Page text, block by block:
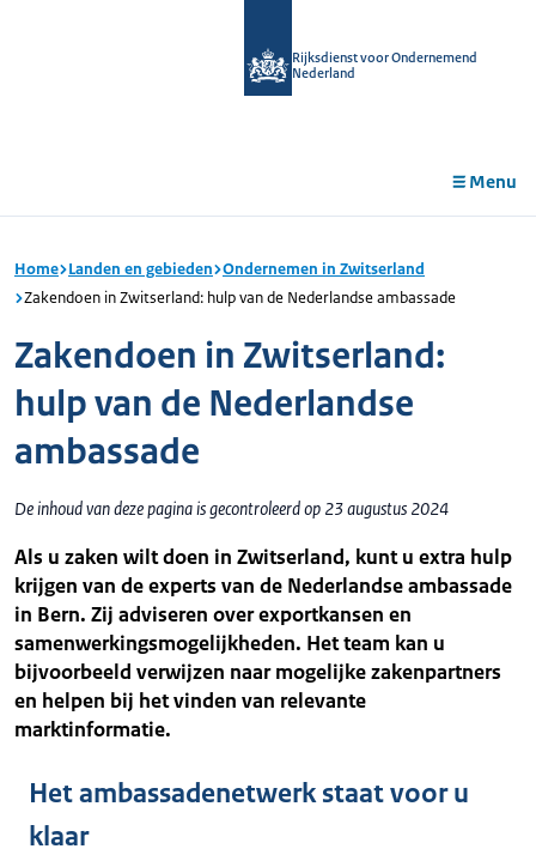
Rijksdienst voor Ondernemend
Nederland
Menu
Home Landen en gebieden Ondernemen in Zwitserland
Zakendoen in Zwitserland: hulp van de Nederlandse ambassade
Zakendoen in Zwitserland:
hulp van de Nederlandse
ambassade
De inhoud van deze pagina is gecontroleerd op 23 augustus 2024
Als u zaken wilt doen in Zwitserland, kunt u extra hulp
krijgen van de experts van de Nederlandse ambassade
in Bern. Zij adviseren over exportkansen en
samenwerkingsmogelijkheden. Het team kan u
bijvoorbeeld verwijzen naar mogelijke zakenpartners
en helpen bij het vinden van relevante
marktinformatie.
Het ambassadenetwerk staat voor u
klaar